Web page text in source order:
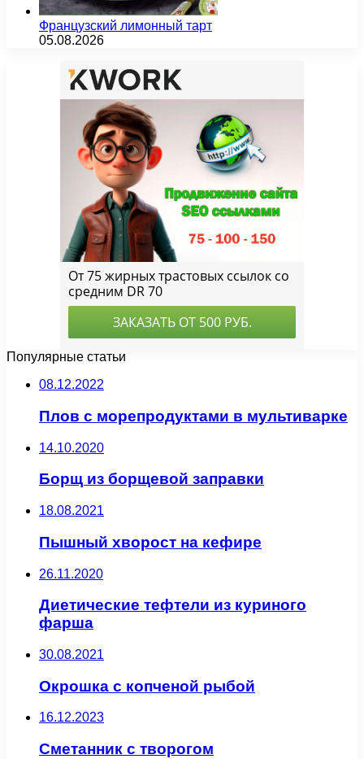
Французский лимонный тарт
05.08.2026
Популярные статьи
08.12.2022
Плов с морепродуктами в мультиварке
14.10.2020
Борщ из борщевой заправки
18.08.2021
Пышный хворост на кефире
26.11.2020
Диетические тефтели из куриного
фарша
30.08.2021
Окрошка с копченой рыбой
16.12.2023
Сметанник с творогом